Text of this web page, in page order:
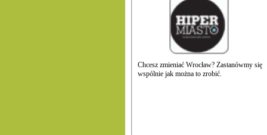
Chcesz zmieniać Wrocław? Zastanówmy się
wspólnie jak można to zrobić.